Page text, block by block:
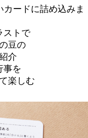
ードに詰め込みま
ストで
豆の
介
事を
楽しむ